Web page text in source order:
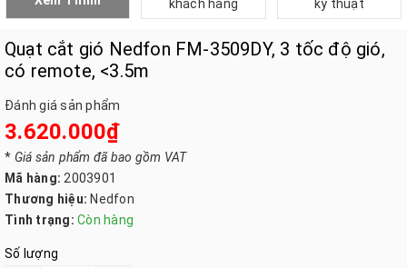
khách hàng
kỹ thuật
Quạt cắt gió Nedfon FM-3509DY, 3 tốc độ gió,
có remote, <3.5m
Đánh giá sản phẩm
3.620.000₫
* Giá sản phẩm đã bao gồm VAT
Mã hàng: 2003901
Thương hiệu: Nedfon
Tình trạng: Còn hàng
Số lượng